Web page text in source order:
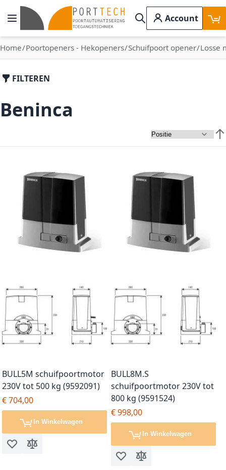
Ga naar de inhoud
Toggle Nav
Search
Account
Home Poortopeners - Hekopeners Schuifpoort opener Losse
FILTEREN
Beninca
BULL5M schuifpoortmotor
230V tot 500 kg (9592091)
€ 704,00
In Winkelwagen
Voeg toe aan verlanglijst
Toevoegen om te vergelijken
BULL8M.S
schuifpoortmotor 230V tot
800 kg (9591524)
€ 998,00
In Winkelwagen
Voeg toe aan verlanglijst
Toevoegen om te